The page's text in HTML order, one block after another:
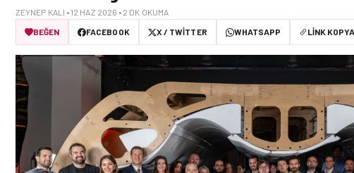
ZEYNEP KALI • 12 HAZ 2026 • 2 DK OKUMA
BEĞEN
FACEBOOK X / TWITTER WHATSAPP LINK